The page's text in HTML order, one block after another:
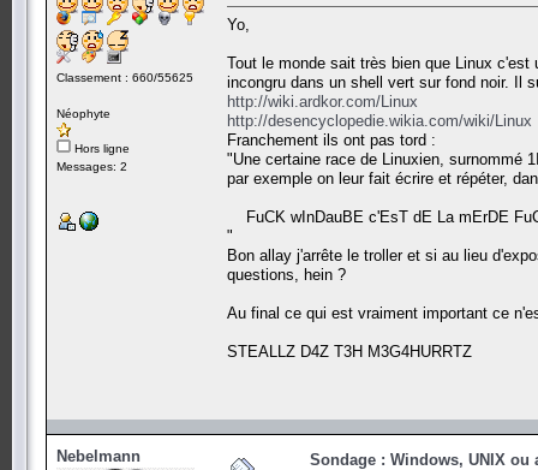
Classement : 660/55625
Néophyte
Hors ligne
Messages: 2
Yo,
Tout le monde sait très bien que Linux
incongru dans un shell vert sur fond noir. Il
http://wiki.ardkor.com/Linux
http://desencyclopedie.wikia.com/wiki/Linux
Franchement ils ont pas tord :
"Une certaine race de Linuxien, surnommé
par exemple on leur fait écrire et répéter,
FuCK wInDauBE c'EsT dE La mErDE
"
Bon allay j'arrête le troller et si au lieu
questions, hein ?
Au final ce qui est vraiment important ce
STEALLZ D4Z T3H M3G4HURRTZ
Nebelmann Sondage : Windows, UNIX ou